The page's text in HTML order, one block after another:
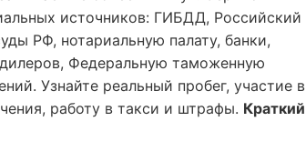
источников: ГИБДД, Российский
РФ, нотариальную палату, банки,
Федеральную таможенную
Узнайте реальный пробег, участие в
работу в такси и штрафы. Краткий